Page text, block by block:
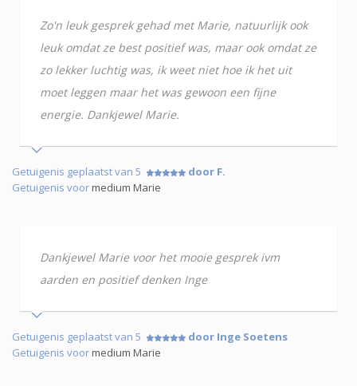
Zo'n leuk gesprek gehad met Marie, natuurlijk ook
leuk omdat ze best positief was, maar ook omdat ze
zo lekker luchtig was, ik weet niet hoe ik het uit
moet leggen maar het was gewoon een fijne
energie. Dankjewel Marie.
Getuigenis geplaatst van 5
door F.
Getuigenis voormedium Marie
Dankjewel Marie voor het mooie gesprek ivm
aarden en positief denken Inge
Getuigenis geplaatst van 5
door Inge Soetens
Getuigenis voormedium Marie